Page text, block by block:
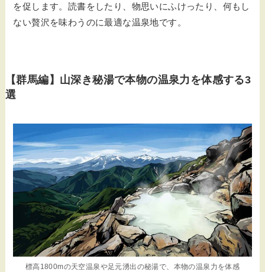
を促します。読書をしたり、物思いにふけったり、何もし
ない贅沢を味わうのに最適な温泉地です。
【群馬編】山深き秘湯で本物の温泉力を体感する3
選
標高1800mの天空温泉や足元湧出の秘湯で、本物の温泉力を体感